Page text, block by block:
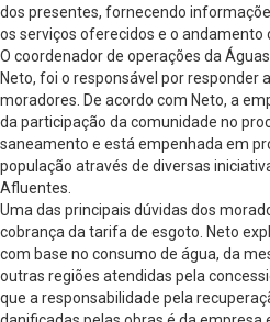
dos presentes, fornecendo
os serviços oferecidos e o andamento
O coordenador de operações da
Neto, foi o responsável por responder
moradores. De acordo com Neto, a
da participação da comunidade no
saneamento e está empenhada em
população através de diversas
Afluentes.
Uma das principais dúvidas dos
cobrança da tarifa de esgoto. Neto
com base no consumo de água, da
outras regiões atendidas pela
que a responsabilidade pela